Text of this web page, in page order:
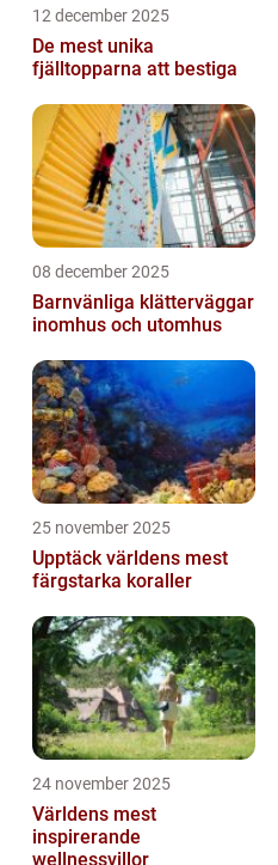
12 december 2025
De mest unika
fjälltopparna att bestiga
08 december 2025
Barnvänliga klätterväggar
inomhus och utomhus
25 november 2025
Upptäck världens mest
färgstarka koraller
24 november 2025
Världens mest
inspirerande
wellnessvillor